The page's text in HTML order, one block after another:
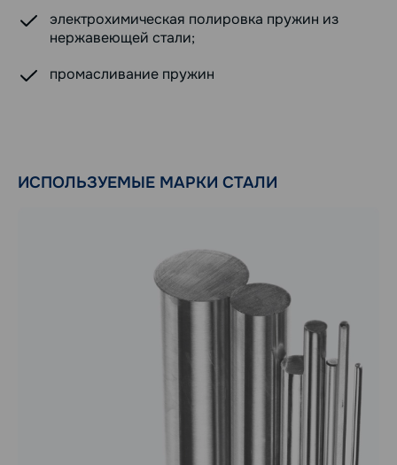
электрохимическая полировка пружин из
нержавеющей стали;
промасливание пружин
ИСПОЛЬЗУЕМЫЕ МАРКИ СТАЛИ